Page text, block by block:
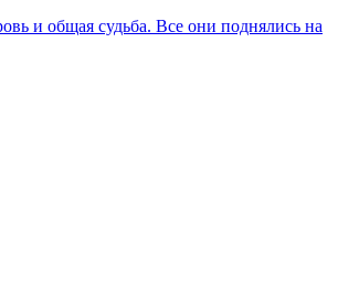
и общая судьба. Все они поднялись на